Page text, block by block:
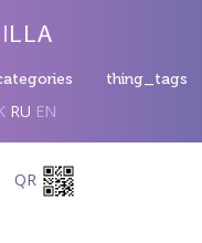
thing_tags
RU EN
QR